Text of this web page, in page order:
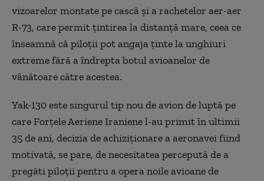
vizoarelor montate pe cască și a rachetelor aer-aer
R-73, care permit țintirea la distanță mare, ceea ce
înseamnă că piloții pot angaja ținte la unghiuri
extreme fără a îndrepta botul avioanelor de
vânătoare către acestea.
Yak-130 este singurul tip nou de avion de luptă pe
care Forțele Aeriene Iraniene l-au primit în ultimii
35 de ani, decizia de achiziționare a aeronavei fiind
motivată, se pare, de necesitatea percepută de a
pregăti piloții pentru a opera noile avioane de